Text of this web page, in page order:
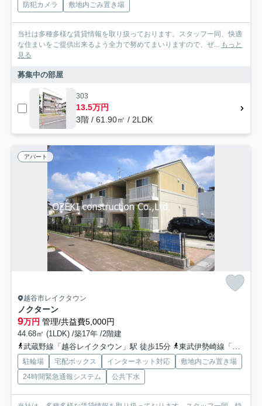
防犯カメラ
敷地内ごみ置き場
当社は多種多様な賃貸情報を取り扱っております。スタッフ一同、快適
な住まいをご提供出来るよう全力で努めてまいりますので、ぜ... もっと
見る
募集中の部屋
303
13.5万円
3階 / 61.90㎡ / 2LDK
アパート
越谷市レイクタウン
ノクターン
9万円 管理/共益費5,000円
44.68㎡ (1LDK) /築17年 /2階建
武蔵野線「越谷レイクタウン」駅 徒歩15分
東武伊勢崎線「新越谷」駅 徒歩45分
駐輪場 宅配ボックス インターネット対応
敷地内ごみ置き場
24時間緊急通報システム
公共下水